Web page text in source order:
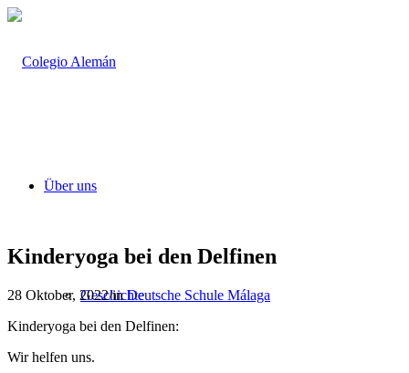
Über uns
Geschichte
Kinderyoga bei den Delfinen
28 Oktober, 2022/inDeutsche Schule Málaga
Kinderyoga bei den Delfinen:
Wir helfen uns.